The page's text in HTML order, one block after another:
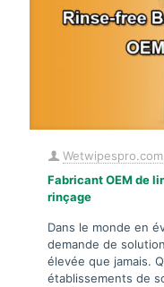
Wetwipespro.com
Fabricant OEM de
rinçage
Dans le monde en
demande de
élevée que jamais.
établissements de